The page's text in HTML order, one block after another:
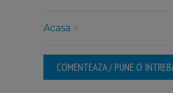
Acasa >
COMENTEAZA / PUNE O